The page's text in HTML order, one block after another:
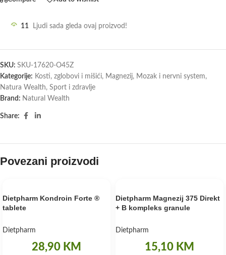
11 Ljudi sada gleda ovaj proizvod!
SKU: SKU-17620-O45Z
Kategorije: Kosti, zglobovi i mišići, Magnezij, Mozak i nervni system,
Natura Wealth, Sport i zdravlje
Brand: Natural Wealth
Share:
Povezani proizvodi
Dietpharm Kondroin Forte ®
tablete
Dietpharm
28,90 KM
Dietpharm Magnezij 375 Direkt
+ B kompleks granule
Dietpharm
15,10 KM